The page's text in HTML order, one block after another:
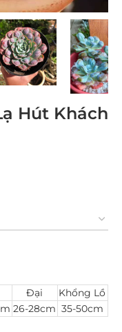
Hút Khách
Đại
Khổng Lồ
26-28cm 35-50cm